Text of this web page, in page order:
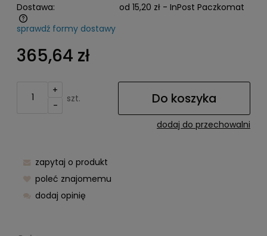
Dostawa:
od 15,20 zł - InPost Paczkomat
Cena nie zawiera ewentualnych kosztów płatności
sprawdź formy dostawy
365,64 zł
+
-
szt. Do koszyka
dodaj do przechowalni
zapytaj o produkt
poleć znajomemu
dodaj opinię